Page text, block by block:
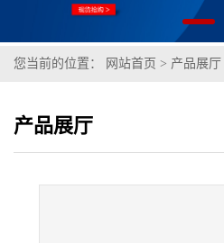
您当前的位置： 网站首页 > 产品展厅
产品展厅